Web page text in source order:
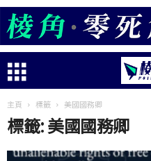
主頁 標籤 美國國務卿
標籤: 美國國務卿